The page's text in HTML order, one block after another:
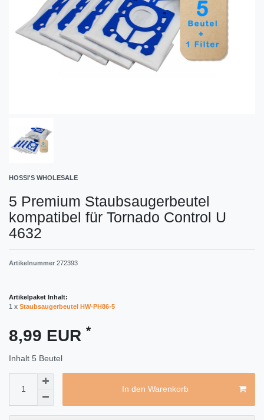
HOSSI'S WHOLESALE
5 Premium Staubsaugerbeutel
kompatibel für Tornado Control U
4632
Artikelnummer 272393
Artikelpaket Inhalt:
1 x Staubsaugerbeutel HW-PH86-5
8,99 EUR *
Inhalt 5 Beutel
In den Warenkorb